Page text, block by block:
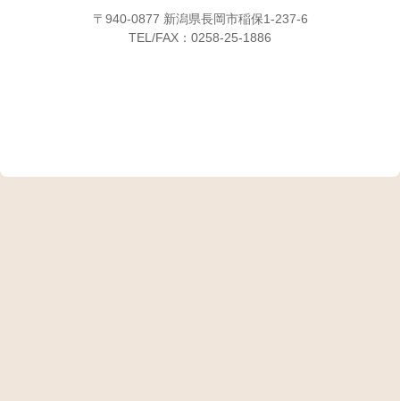
〒940-0877 新潟県長岡市稲保1-237-6
TEL/FAX：0258-25-1886